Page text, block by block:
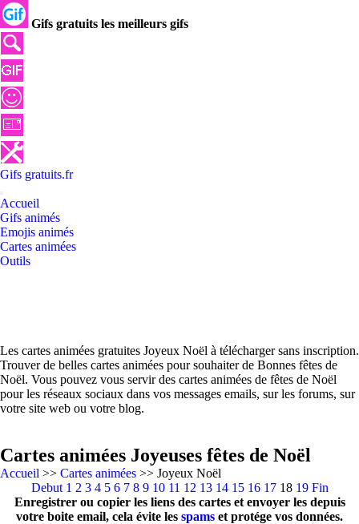
Gifs gratuits les meilleurs gifs
Gifs gratuits.fr
Accueil
Gifs animés
Emojis animés
Cartes animées
Outils
Les cartes animées gratuites Joyeux Noël à télécharger sans inscription.
Trouver de belles cartes animées pour souhaiter de Bonnes fêtes de
Noël. Vous pouvez vous servir des cartes animées de fêtes de Noël
pour les réseaux sociaux dans vos messages emails, sur les forums, sur
votre site web ou votre blog.
Cartes animées Joyeuses fêtes de Noël
Accueil >> Cartes animées >> Joyeux Noël
Debut 1 2 3 4 5 6 7 8 9 10 11 12 13 14 15 16 17 18 19 Fin
Enregistrer ou copier les liens des cartes et envoyer les depuis
votre boite email, cela évite les spams et protége vos données.